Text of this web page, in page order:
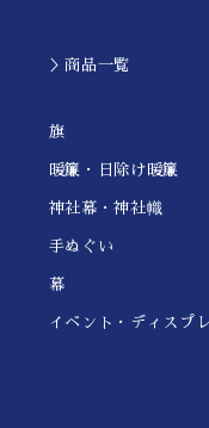
＞商品一覧
旗
暖簾・日除け暖簾
神社幕・神社幟
手ぬぐい
幕
イベント・ディスプ